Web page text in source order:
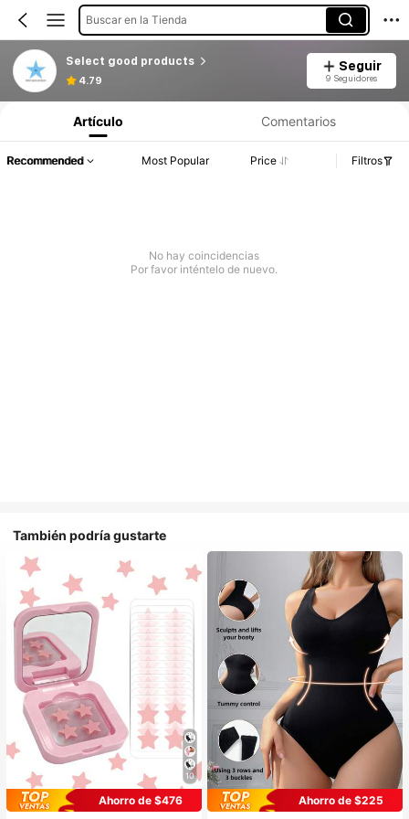
Buscar en la Tienda
Select good products
4.79
Seguir
9 Seguidores
Artículo Comentarios
Recommended Most Popular Price Filtros
No hay coincidencias
Por favor inténtelo de nuevo.
También podría gustarte
10
Ahorro de $476
Ahorro de $225
#1 Más vendidos
en Casual-Cómodo Bodys moldeadores para mujer